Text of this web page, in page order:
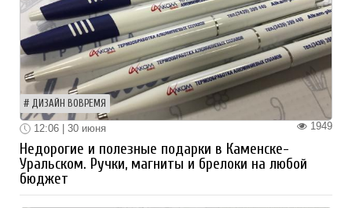
ДИЗАЙН ВОВРЕМЯ
1949
12:06 | 30 июня
Недорогие и полезные подарки в Каменске-
Уральском. Ручки, магниты и брелоки на любой
бюджет